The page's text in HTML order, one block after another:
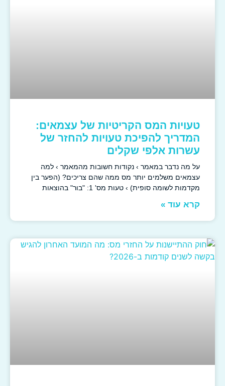
טעויות המס הקריטיות של עצמאים:
המדריך להפיכת טעויות להחזר של
עשרות אלפי שקלים
על מה נדבר במאמר › נקודות חשובות מהמאמר › למה
עצמאים משלמים יותר מס ממה שהם צריכים? (הפער בין
מקדמות לשומה סופית) › טעות מס' 1: "בור" בהוצאות
קרא עוד »